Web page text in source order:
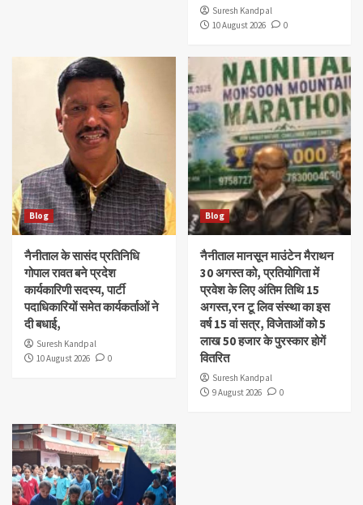
Suresh Kandpal
10 August 2026
0
Blog
नैनीताल के सासंद प्रतिनिधि
गोपाल रावत बने प्रदेश
कार्यकारिणी सदस्य, पार्टी
पदाधिकारियों समेत कार्यकर्ताओं ने
दी बधाई,
Suresh Kandpal
10 August 2026
0
Blog
नैनीताल मानसून माउंटेन मैराथन
30 अगस्त को, प्रतियोगिता में
प्रवेश के लिए अंतिम तिथि 15
अगस्त,रन टू लिव संस्था का इस
वर्ष 15 वां सत्र, विजेताओं को 5
लाख 50 हजार के पुरस्कार होगें
वितरित
Suresh Kandpal
9 August 2026
0